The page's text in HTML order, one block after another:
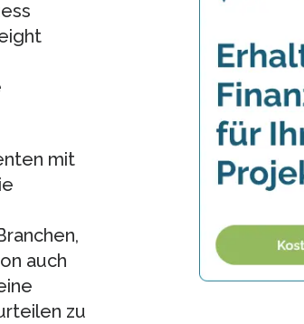
mit
auch
zu